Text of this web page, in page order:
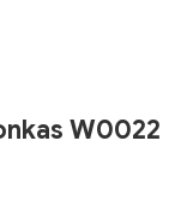
W0022